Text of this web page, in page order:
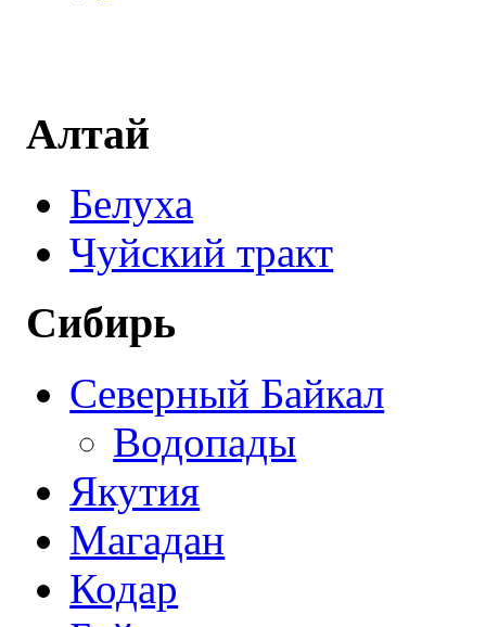
Алтай
Белуха
Чуйский тракт
Сибирь
Северный Байкал
Водопады
Якутия
Магадан
Кодар